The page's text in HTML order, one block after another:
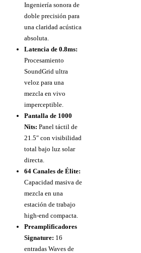
Ingeniería sonora de
doble precisión para
una claridad acústica
absoluta.
Latencia de 0.8ms:
Procesamiento
SoundGrid ultra
veloz para una
mezcla en vivo
imperceptible.
Pantalla de 1000
Nits: Panel táctil de
21.5″ con visibilidad
total bajo luz solar
directa.
64 Canales de Élite:
Capacidad masiva de
mezcla en una
estación de trabajo
high-end compacta.
Preamplificadores
Signature: 16
entradas Waves de